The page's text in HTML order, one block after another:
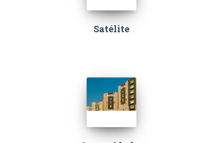
Satélite